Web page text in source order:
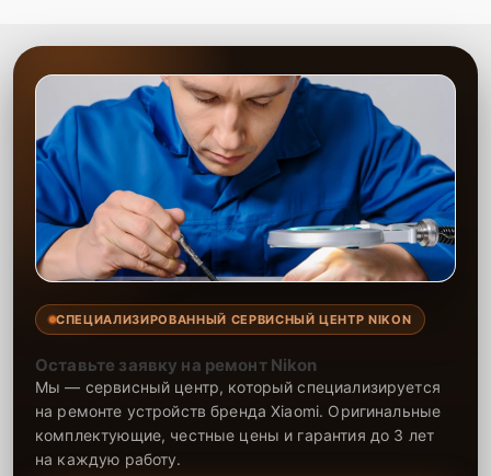
СПЕЦИАЛИЗИРОВАННЫЙ СЕРВИСНЫЙ ЦЕНТР NIKON
Оставьте заявку на ремонт Nikon
Мы — сервисный центр, который специализируется
на ремонте устройств бренда Xiaomi. Оригинальные
комплектующие, честные цены и гарантия до 3 лет
на каждую работу.